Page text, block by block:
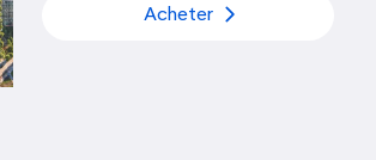
Acheter